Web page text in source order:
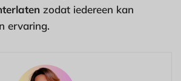
zodat iedereen kan
ervaring.